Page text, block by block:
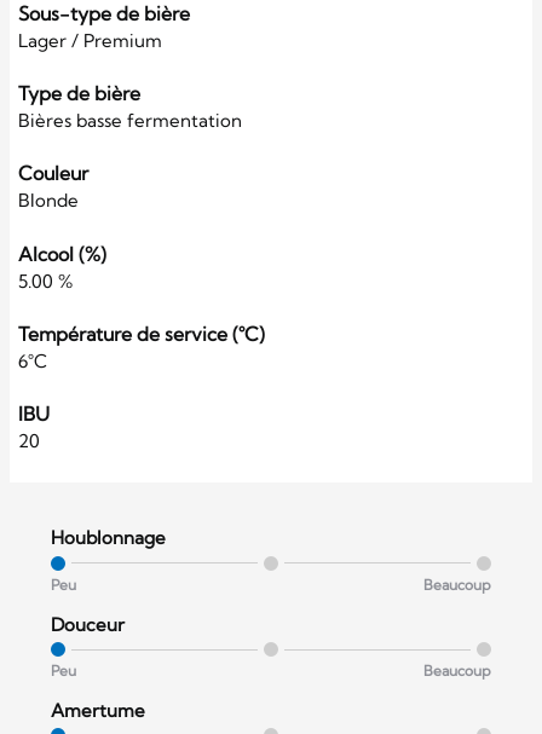
Sous-type de bière
Lager / Premium
Type de bière
Bières basse fermentation
Couleur
Blonde
Alcool (%)
5.00 %
Température de service (°C)
6°C
IBU
20
Houblonnage
Peu Beaucoup
Douceur
Peu Beaucoup
Amertume